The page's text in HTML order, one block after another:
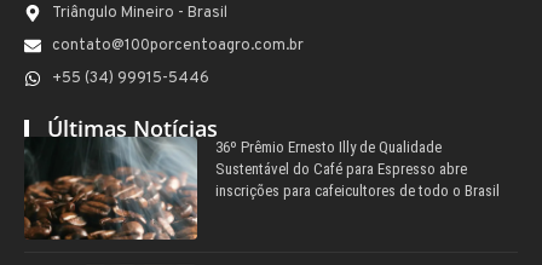
Triângulo Mineiro - Brasil
contato@100porcentoagro.com.br
+55 (34) 99915-5446
Últimas Notícias
36º Prêmio Ernesto Illy de Qualidade
Sustentável do Café para Espresso abre
inscrições para cafeicultores de todo o Brasil